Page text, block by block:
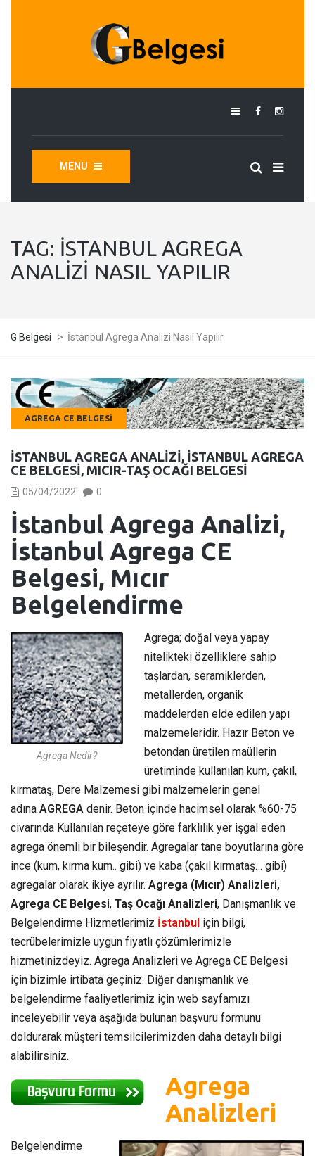
MENU
TAG: İSTANBUL AGREGA
ANALIZI NASIL YAPILIR
G Belgesi > İstanbul Agrega Analizi Nasıl Yapılır
AGREGA CE BELGESI
İSTANBUL AGREGA ANALIZI, İSTANBUL AGREGA
CE BELGESI, MICIR-TAŞ OCAĞI BELGESI
05/04/2022 0
İstanbul Agrega Analizi,
İstanbul Agrega CE
Belgesi, Mıcır
Belgelendirme
Agrega Nedir?
Agrega; doğal veya yapay
nitelikteki özelliklere sahip
taşlardan, seramiklerden,
metallerden, organik
maddelerden elde edilen yapı
malzemeleridir. Hazır Beton ve
betondan üretilen maüllerin
üretiminde kullanılan kum, çakıl,
kırmataş, Dere Malzemesi gibi malzemelerin genel
adına AGREGA denir. Beton içinde hacimsel olarak %60-75
civarında Kullanılan reçeteye göre farklılık yer işgal eden
agrega önemli bir bileşendir. Agregalar tane boyutlarına göre
ince (kum, kırma kum.. gibi) ve kaba (çakıl kırmataş… gibi)
agregalar olarak ikiye ayrılır. Agrega (Mıcır) Analizleri,
Agrega CE Belgesi, Taş Ocağı Analizleri, Danışmanlık ve
Belgelendirme Hizmetlerimiz İstanbul için bilgi,
tecrübelerimizle uygun fiyatlı çözümlerimizle
hizmetinizdeyiz. Agrega Analizleri ve Agrega CE Belgesi
için bizimle irtibata geçiniz. Diğer danışmanlık ve
belgelendirme faaliyetlerimiz için web sayfamızı
inceleyebilir veya aşağıda bulunan başvuru formunu
doldurarak müşteri temsilcilerimizden daha detaylı bilgi
alabilirsiniz.
Agrega
Analizleri
Belgelendirme